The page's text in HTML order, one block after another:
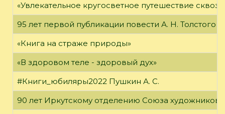
«Увлекательное кругосветное путешествие
95 лет первой публикации повести А. Н. Толстого
«Книга на страже природы»
«В здоровом теле - здоровый дух»
#Книги_юбиляры2022 Пушкин А. С.
90 лет Иркутскому отделению Союза художников